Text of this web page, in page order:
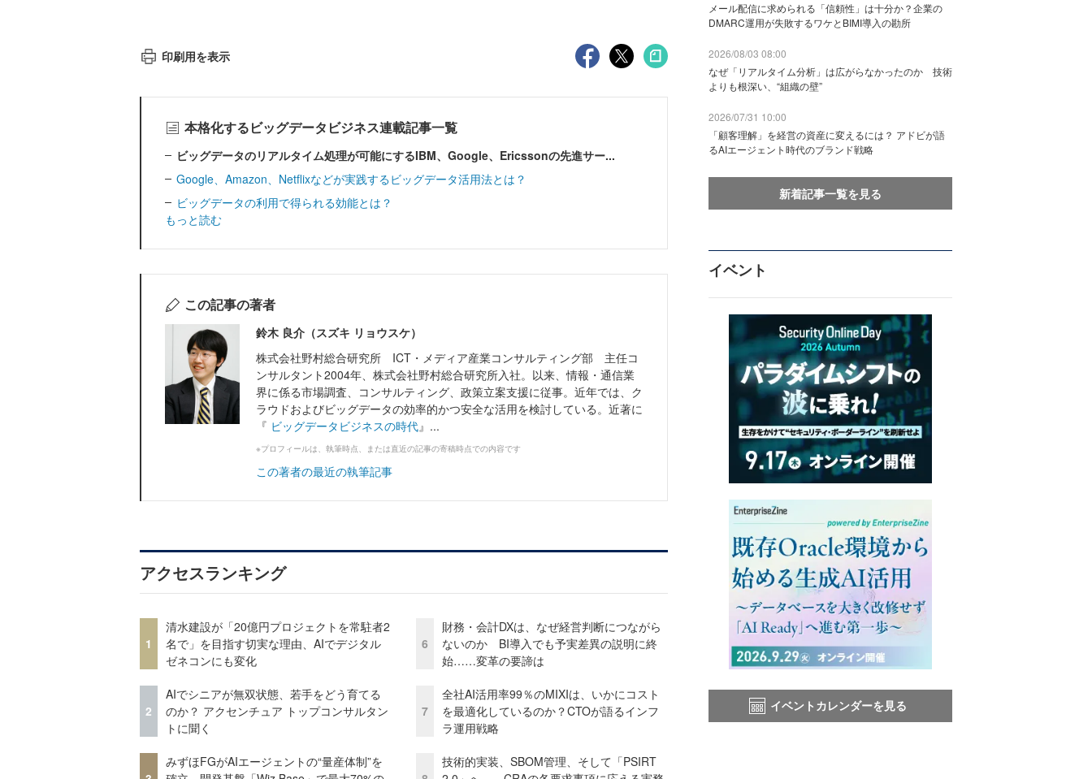
印刷用を表示
本格化するビッグデータビジネス連載記事一覧
ビッグデータのリアルタイム処理が可能にするIBM、Google、Ericssonの先進サー...
Google、Amazon、Netflixなどが実践するビッグデータ活用法とは？
ビッグデータの利用で得られる効能とは？
もっと読む
この記事の著者
鈴木 良介（スズキ リョウスケ）
株式会社野村総合研究所 ICT・メディア産業コンサルティング部 主任コ
ンサルタント2004年、株式会社野村総合研究所入社。以来、情報・通信業
界に係る市場調査、コンサルティング、政策立案支援に従事。近年では、ク
ラウドおよびビッグデータの効率的かつ安全な活用を検討している。近著に
『 ビッグデータビジネスの時代』...
※プロフィールは、執筆時点、または直近の記事の寄稿時点での内容です
この著者の最近の執筆記事
アクセスランキング
1
清水建設が「20億円プロジェクトを常駐者2
名で」を目指す切実な理由、AIでデジタル
ゼネコンにも変化
2
AIでシニアが無双状態、若手をどう育てる
のか？ アクセンチュア トップコンサルタン
トに聞く
みずほFGがAIエージェントの“量産体制”を
6
財務・会計DXは、なぜ経営判断につながら
ないのか BI導入でも予実差異の説明に終
始……変革の要諦は
7
全社AI活用率99％のMIXIは、いかにコスト
を最適化しているのか？CTOが語るインフ
ラ運用戦略
技術的実装、SBOM管理、そして「PSIRT
メール配信に求められる「信頼性」は十分か？企業の
DMARC運用が失敗するワケとBIMI導入の勘所
2026/08/03 08:00
なぜ「リアルタイム分析」は広がらなかったのか 技術
よりも根深い、“組織の壁”
2026/07/31 10:00
「顧客理解」を経営の資産に変えるには？ アドビが語
るAIエージェント時代のブランド戦略
新着記事一覧を見る
イベント
イベントカレンダーを見る